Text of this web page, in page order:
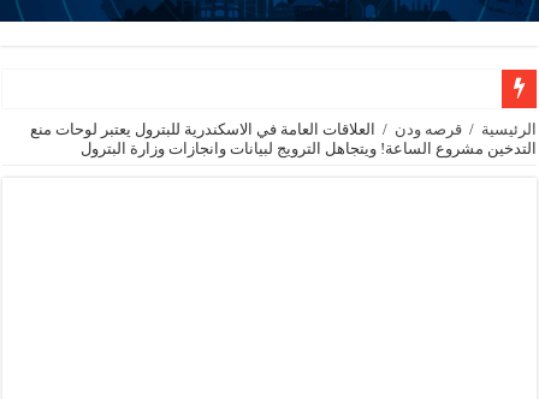
الاستغناء عن خمسة موظفين في مكتب الوزير
الرئيسية / قرصه ودن /
العلاقات العامة في الاسكندرية للبترول يعتبر لوحات منع
التدخين مشروع الساعة! ويتجاهل الترويج لبيانات وانجازات وزارة البترول